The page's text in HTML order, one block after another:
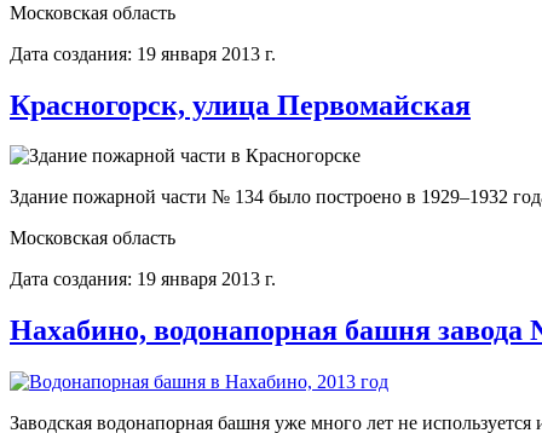
Московская область
Дата создания: 19 января 2013 г.
Красногорск, улица Первомайская
Здание пожарной части № 134 было построено в 1929–1932
Московская область
Дата создания: 19 января 2013 г.
Нахабино, водонапорная башня завода
Заводская водонапорная башня уже много лет не используется